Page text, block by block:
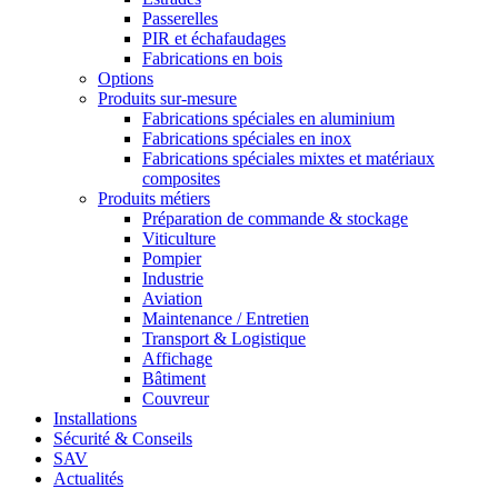
Passerelles
PIR et échafaudages
Fabrications en bois
Options
Produits sur-mesure
Fabrications spéciales en aluminium
Fabrications spéciales en inox
Fabrications spéciales mixtes et matériaux
composites
Produits métiers
Préparation de commande & stockage
Viticulture
Pompier
Industrie
Aviation
Maintenance / Entretien
Transport & Logistique
Affichage
Bâtiment
Couvreur
Installations
Sécurité & Conseils
SAV
Actualités